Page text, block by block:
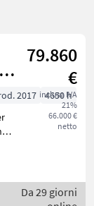
79.860
€
inclusa IVA
21%
66.000 €
netto
2017
4650 h
Da 29 giorni